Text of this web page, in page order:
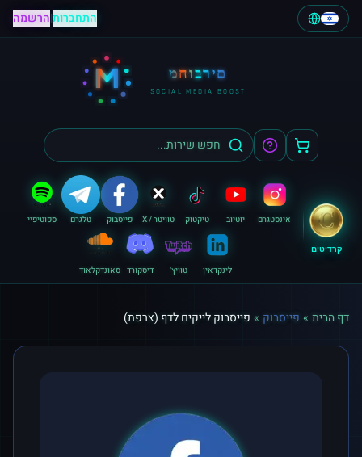
התחברות|הרשמה
M מחוברים
SOCIAL MEDIA BOOST
קרדיטים
אינסטגרם יוטיוב טיקטוק טוויטר / X פייסבוק טלגרם ספוטיפיי
לינקדאין טוויץ׳ דיסקורד סאונדקלאוד
דף הבית » פייסבוק » פייסבוק לייקים לדף (צרפת)